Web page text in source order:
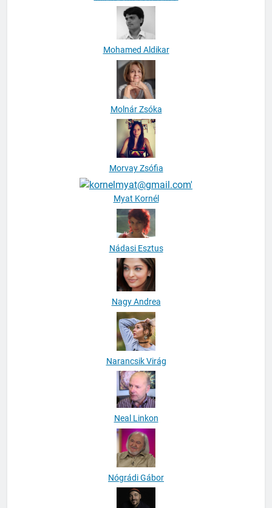
Milák Bernadett Tünde
Mohamed Aldikar
Molnár Zsóka
Morvay Zsófia
Myat Kornél
Nádasi Esztus
Nagy Andrea
Narancsik Virág
Neal Linkon
Nógrádi Gábor